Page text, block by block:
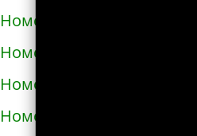
Номера телефонов такси
Номера телефонов такси
Номера телефонов такси
Номера телефонов такси